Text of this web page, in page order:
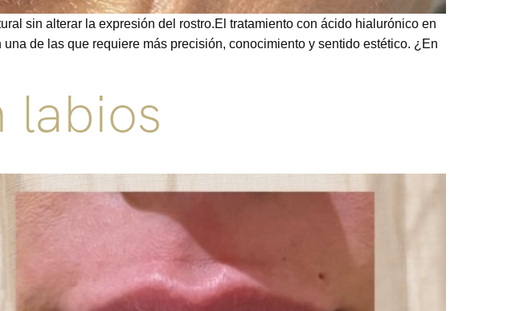
sin alterar la expresión del rostro.El tratamiento con ácido hialurónico en
de las que requiere más precisión, conocimiento y sentido estético. ¿En
labios